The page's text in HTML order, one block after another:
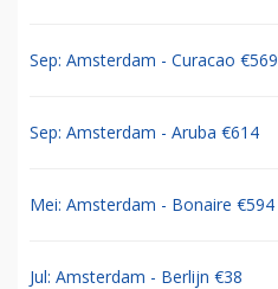
Sep: Amsterdam - Curacao €569
Sep: Amsterdam - Aruba €614
Mei: Amsterdam - Bonaire €594
Jul: Amsterdam - Berlijn €38